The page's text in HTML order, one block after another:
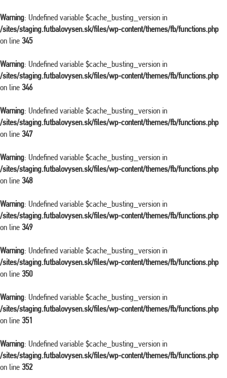
Warning: Undefined variable $cache_busting_version in
/sites/staging.futbalovysen.sk/files/wp-content/themes/fb/functions.php
on line 345
Warning: Undefined variable $cache_busting_version in
/sites/staging.futbalovysen.sk/files/wp-content/themes/fb/functions.php
on line 346
Warning: Undefined variable $cache_busting_version in
/sites/staging.futbalovysen.sk/files/wp-content/themes/fb/functions.php
on line 347
Warning: Undefined variable $cache_busting_version in
/sites/staging.futbalovysen.sk/files/wp-content/themes/fb/functions.php
on line 348
Warning: Undefined variable $cache_busting_version in
/sites/staging.futbalovysen.sk/files/wp-content/themes/fb/functions.php
on line 349
Warning: Undefined variable $cache_busting_version in
/sites/staging.futbalovysen.sk/files/wp-content/themes/fb/functions.php
on line 350
Warning: Undefined variable $cache_busting_version in
/sites/staging.futbalovysen.sk/files/wp-content/themes/fb/functions.php
on line 351
Warning: Undefined variable $cache_busting_version in
/sites/staging.futbalovysen.sk/files/wp-content/themes/fb/functions.php
on line 352